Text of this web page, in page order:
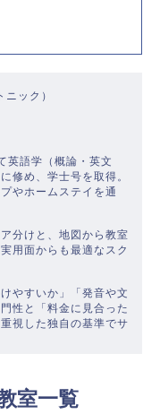
ック）
英語学（概論・英文
修め、学士号を取得。
やホームステイを通
分けと、地図から教室
用面からも最適なスク
やすいか」「発音や文
性と「料金に見合った
視した独自の基準でサ
室一覧